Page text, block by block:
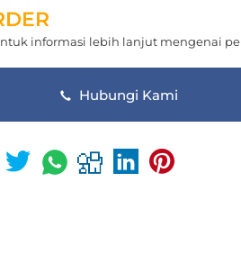
informasi lebih lanjut mengenai
Hubungi Kami